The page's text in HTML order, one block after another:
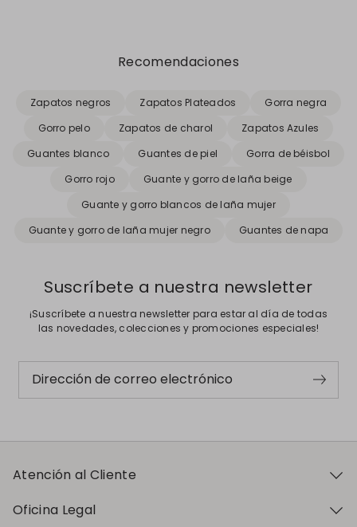
Recomendaciones
Zapatos negros Zapatos Plateados
Gorra negra
Gorro pelo
Zapatos de charol
Zapatos Azules
Guantes blanco
Guantes de piel
Gorra de béisbol
Gorro rojo
Guante y gorro de laña beige
Guante y gorro blancos de laña mujer
Guante y gorro de laña mujer negro
Guantes de napa
Suscríbete a nuestra newsletter
¡Suscríbete a nuestra newsletter para estar al día de todas
las novedades, colecciones y promociones especiales!
Dirección de correo electrónico
Atención al Cliente
Oficina Legal